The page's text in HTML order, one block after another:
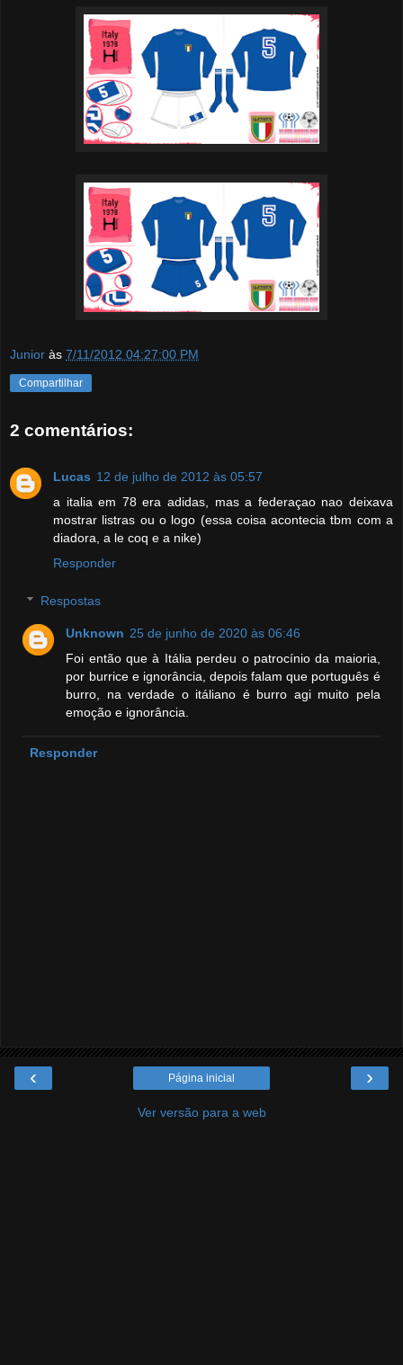
Junior às 7/11/2012 04:27:00 PM
Compartilhar
2 comentários:
Lucas 12 de julho de 2012 às 05:57
a italia em 78 era adidas, mas a federaçao nao deixava
mostrar listras ou o logo (essa coisa acontecia tbm com a
diadora, a le coq e a nike)
Responder
Respostas
Unknown 25 de junho de 2020 às 06:46
Foi então que à Itália perdeu o patrocínio da maioria,
por burrice e ignorância, depois falam que português é
burro, na verdade o itáliano é burro agi muito pela
emoção e ignorância.
Responder
‹ ›
Página inicial
Ver versão para a web